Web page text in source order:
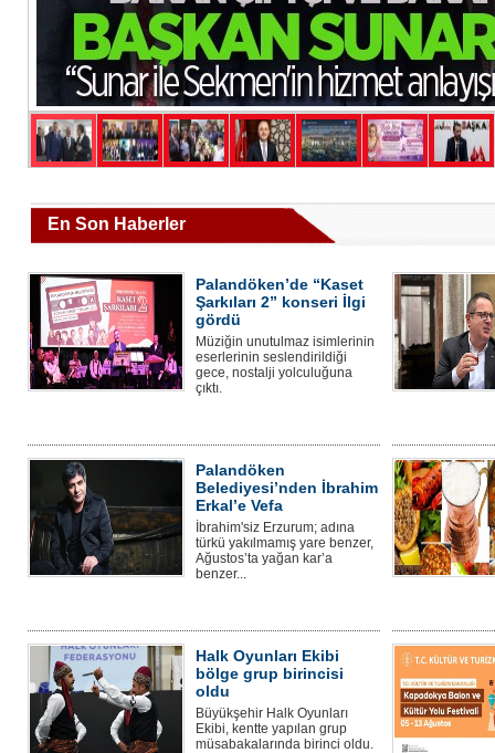
En Son Haberler
Palandöken’de “Kaset
Şarkıları 2” konseri İlgi
gördü
Müziğin unutulmaz isimlerinin
eserlerinin seslendirildiği
gece, nostalji yolculuğuna
çıktı.
Palandöken
Belediyesi’nden İbrahim
Erkal’e Vefa
İbrahim'siz Erzurum; adına
türkü yakılmamış yare benzer,
Ağustos’ta yağan kar’a
benzer...
Halk Oyunları Ekibi
bölge grup birincisi
oldu
Büyükşehir Halk Oyunları
Ekibi, kentte yapılan grup
müsabakalarında birinci oldu.